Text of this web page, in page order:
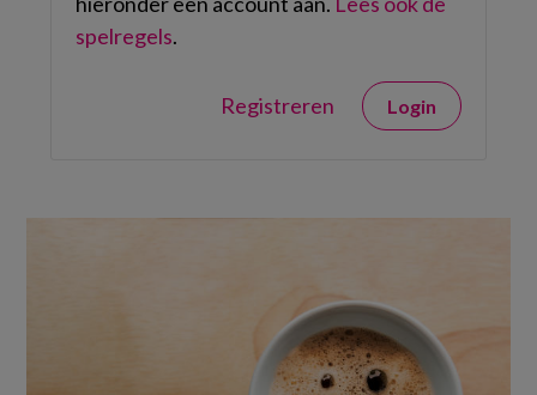
spelregels.
Registreren Login